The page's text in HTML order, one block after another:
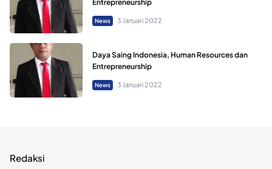
Entrepreneurship
News 3 Januari 2022
Daya Saing Indonesia, Human Resources dan
Entrepreneurship
News 3 Januari 2022
Redaksi